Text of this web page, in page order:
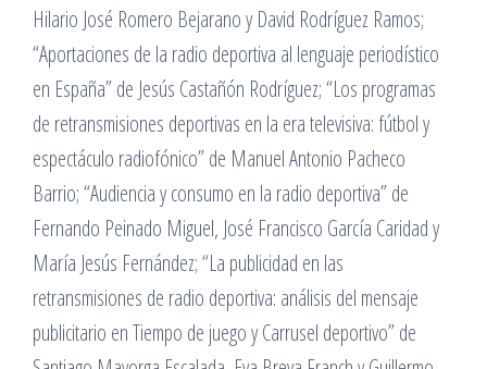
Hilario José Romero Bejarano y David Rodríguez Ramos;
“Aportaciones de la radio deportiva al lenguaje periodístico
en España” de Jesús Castañón Rodríguez; “Los programas
de retransmisiones deportivas en la era televisiva: fútbol y
espectáculo radiofónico” de Manuel Antonio Pacheco
Barrio; “Audiencia y consumo en la radio deportiva” de
Fernando Peinado Miguel, José Francisco García Caridad y
María Jesús Fernández; “La publicidad en las
retransmisiones de radio deportiva: análisis del mensaje
publicitario en Tiempo de juego y Carrusel deportivo” de